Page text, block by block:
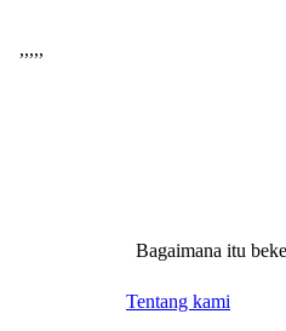
,,,,,
Bagaimana itu
Tentang kami